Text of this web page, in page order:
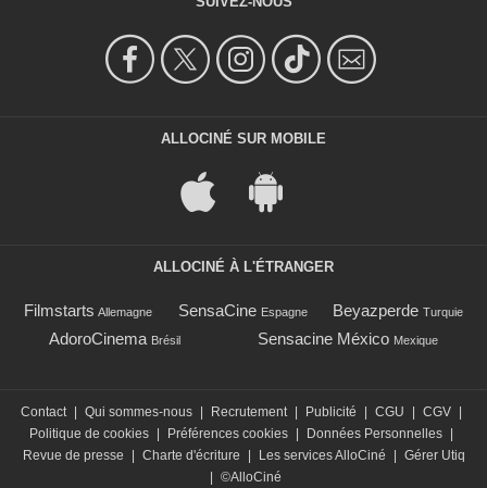
ALLOCINÉ SUR MOBILE
ALLOCINÉ À L'ÉTRANGER
Filmstarts Allemagne SensaCine Espagne Beyazperde Turquie
AdoroCinema Brésil Sensacine México Mexique
Contact Qui sommes-nous Recrutement Publicité CGU CGV
Politique de cookies
Préférences cookies Données Personnelles
Revue de presse
Charte d'écriture Les services AlloCiné
Gérer Utiq
©AlloCiné